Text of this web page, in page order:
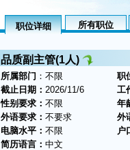
职位详细 所有职位
品质副主管(1人)
所属部门 ：不限
职
截止日期： 2026/11/6
工
性别要求： 不限
年
外语要求： 不要求
外
电脑水平： 不限
户
简历语言： 中文